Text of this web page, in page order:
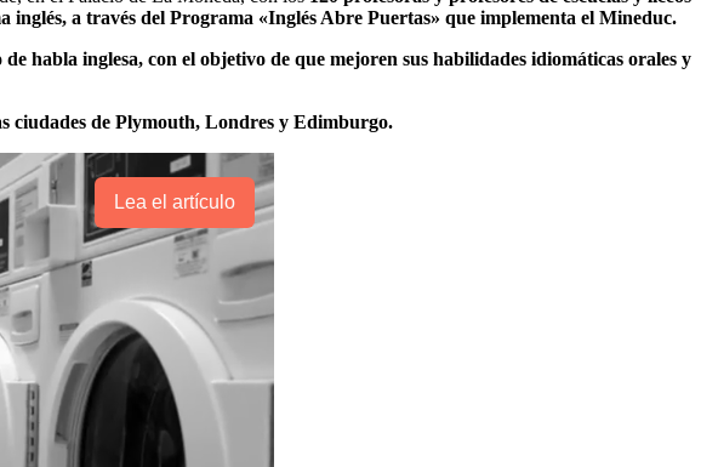
a través del Programa «Inglés Abre Puertas» que implementa el Mineduc.
habla inglesa, con el objetivo de que mejoren sus habilidades idiomáticas orales y
ciudades de Plymouth, Londres y Edimburgo.
Lea el artículo